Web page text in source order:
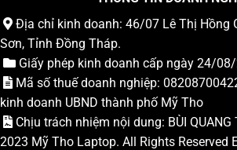
Địa chỉ kinh doanh: 46/07 Lê Thị Hồng
Sơn, Tỉnh Đồng Tháp.
Giấy phép kinh doanh cấp ngày 24/
Mã số thuế doanh nghiệp:
kinh doanh UBND thành phố Mỹ Tho
Chịu trách nhiệm nội dung: BÙI
2023 Mỹ Tho Laptop. All Rights Reserved